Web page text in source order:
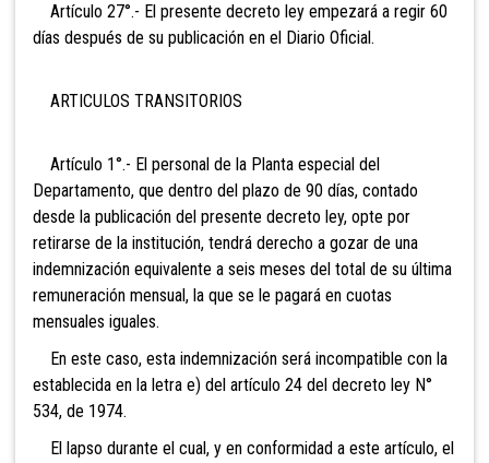
Artículo 27°.- El presente decreto ley empezará a regir 60
días después de su publicación en el Diario Oficial.
ARTICULOS TRANSITORIOS
Artículo 1°.- El personal de la Planta especial del
Departamento, que dentro del plazo de 90 días, contado
desde la publicación del presente decreto ley, opte por
retirarse de la institución, tendrá derecho a gozar de una
indemnización equivalente a seis meses del total de su última
remuneración mensual, la que se le pagará en cuotas
mensuales iguales.
En este caso, esta indemnización será incompatible con la
establecida en la letra e) del artículo 24 del decreto ley N°
534, de 1974.
El lapso durante el cual, y en conformidad a este artículo, el